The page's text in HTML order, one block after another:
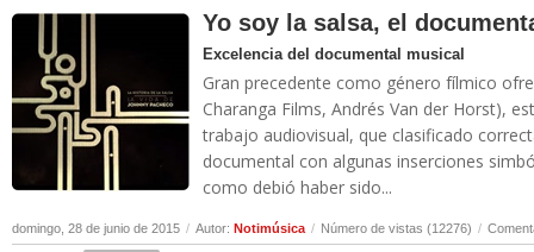
Yo soy la salsa, el
Excelencia del documental musical
Gran precedente como género fílmico
Charanga Films, Andrés Van der Horst),
trabajo audiovisual, que clasificado
documental con algunas inserciones
como debió haber sido...
domingo, 28 de junio de 2015 / Autor: Notimúsica / Número de vistas (12276) /